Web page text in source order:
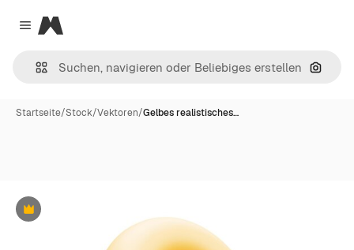
Close menu
Magnific
Nach
Startseite/Stock/Vektoren/Gelbes realistisches…
Premium